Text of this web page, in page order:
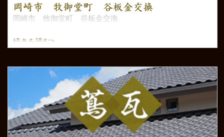
岡崎市 牧御堂町 谷板金交換
岡崎市 牧御堂町 谷板金交換
続きを読む>